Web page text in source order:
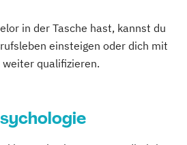
& Leadership
im Online-
in der Tasche hast, kannst du
einsteigen oder dich mit
qualifizieren.